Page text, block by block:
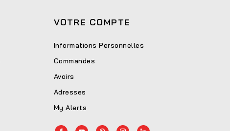
VOTRE COMPTE
Informations Personnelles
Commandes
Avoirs
Adresses
My Alerts